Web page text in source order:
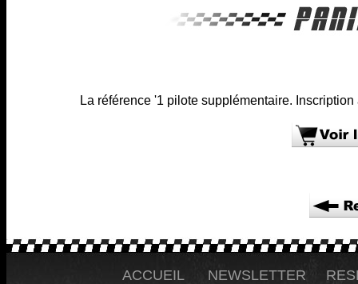
La référence '1 pilote supplémentaire.
ACCUEIL NEWSLETTER